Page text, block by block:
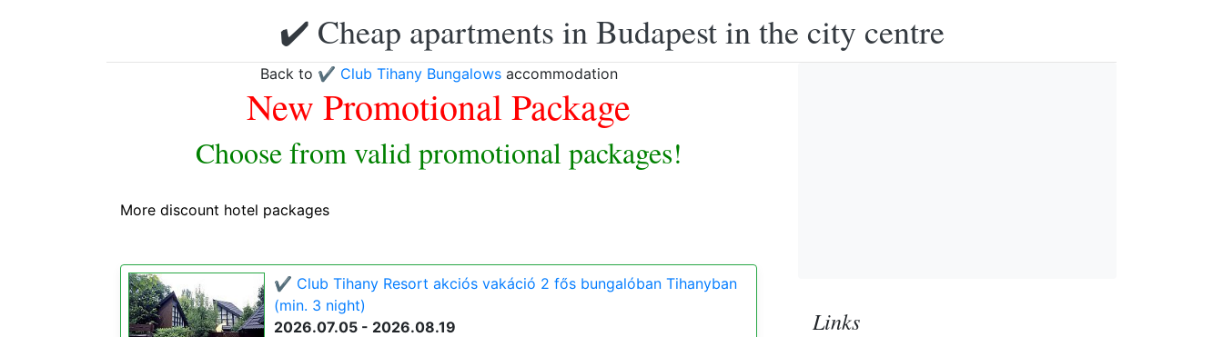
✔️ Cheap apartments in Budapest in the city centre
Back to ✔️ Club Tihany Bungalows accommodation
New Promotional Package
Choose from valid promotional packages!
More discount hotel packages
✔️ Club Tihany Resort akciós vakáció 2 fős bungalóban Tihanyban
(min. 3 night)
2026.07.05 - 2026.08.19
Links